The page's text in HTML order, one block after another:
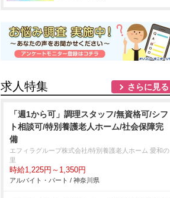
求人特集 さらに見る
「週1から可」調理スタッフ/無資格可/シフ
ト相談可/特別養護老人ホーム/社会保障完
備
エフィラグループ株式会社/特別養護老人ホーム 愛和の
里
時給1,225円～1,350円
アルバイト・パート / 神奈川県